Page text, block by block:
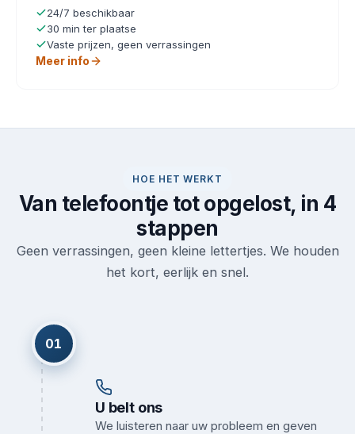
24/7 beschikbaar
30 min ter plaatse
Vaste prijzen, geen verrassingen
Meer info
HOE HET WERKT
Van telefoontje tot opgelost, in 4
stappen
Geen verrassingen, geen kleine lettertjes. We houden
het kort, eerlijk en snel.
01
U belt ons
We luisteren naar uw probleem en geven